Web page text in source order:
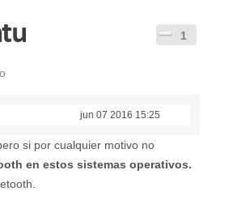
1
jun 07 2016 15:25
si por cualquier motivo no
en estos sistemas operativos.